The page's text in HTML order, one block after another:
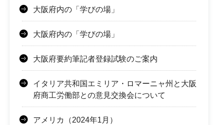
大阪府内の「学びの場」
大阪府内の「学びの場」
大阪府要約筆記者登録試験のご案内
イタリア共和国エミリア・ロマーニャ州と大阪
府商工労働部との意見交換会について
アメリカ（2024年1月）